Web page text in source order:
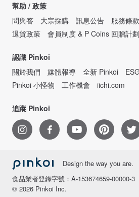
幫助 / 政策
問與答
大宗採購 訊息公告 服務條款
退貨政策
會員制度 & P Coins 回贈計劃
認識 Pinkoi
關於我們
媒體報導 全新 Pinkoi
Pinkoi 小怪物
工作機會 iichi.com
追蹤 Pinkoi
Design the way you are.
食品業者登錄字號：A-153674659-00000-3
© 2026 Pinkoi Inc.